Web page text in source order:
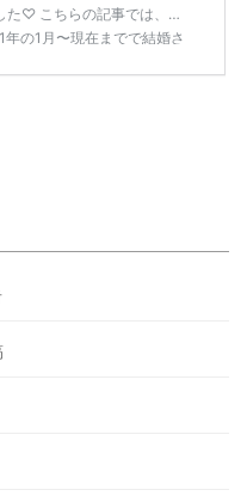
た♡ こちらの記事では、DR
の1月〜現在までで結婚さ